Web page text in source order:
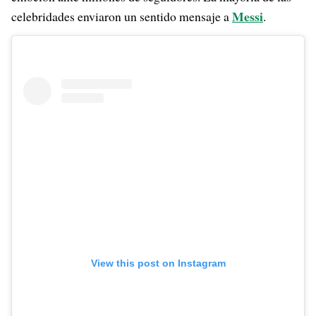
celebridades enviaron un sentido mensaje aMessi.
View this post on Instagram